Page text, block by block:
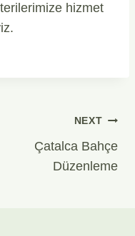
hizmet
NEXT
Çatalca Bahçe
Düzenleme